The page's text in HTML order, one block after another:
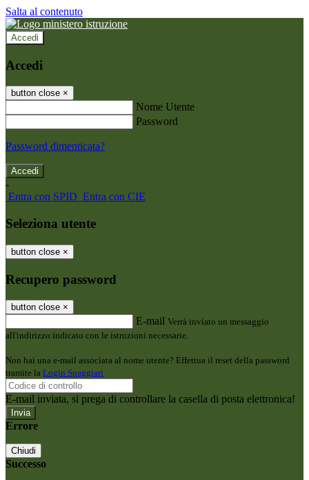
Salta al contenuto
Accedi
Accedi
button close ×
Nome Utente
Password
Password dimenticata?
-
Entra con SPID Entra con CIE
Seleziona utente
button close ×
Recupero password
button close ×
E-mail Verrà inviato un messaggio
all'indirizzo indicato con le istruzioni necessarie.
Non hai una e-mail associata al nome utente? Effettua il reset della password
tramite la Login Spaggiari
E-mail inviata, si prega di controllare la casella di posta elettronica!
Errore
Chiudi
Successo